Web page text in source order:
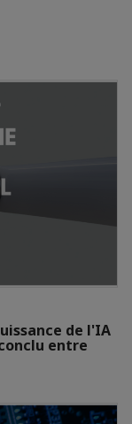
de l'IA
entre